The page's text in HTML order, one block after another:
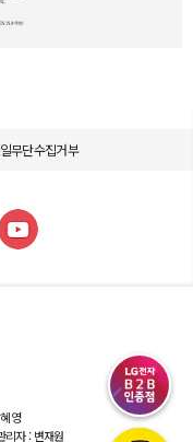
인하세요.
수 있습니다.
무단수집거부
영
리자 : 변재원